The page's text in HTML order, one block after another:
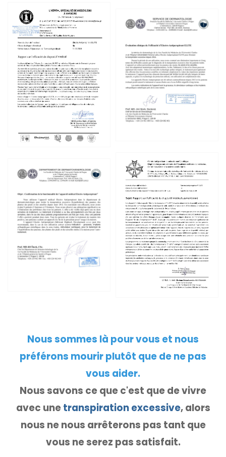
Nous sommes là pour vous et nous
préférons mourir plutôt que de ne pas
vous aider.
Nous savons ce que c'est que de vivre
avec unetranspiration excessive, alors
nous ne nous arrêterons pas tant que
vous ne serez pas satisfait.